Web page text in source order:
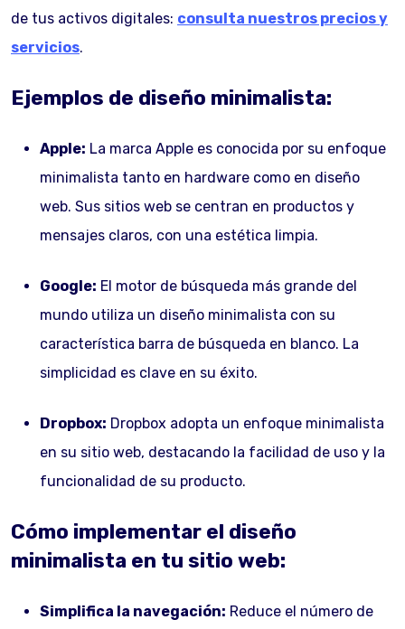
de tus activos digitales: consulta nuestros precios y
servicios.
Ejemplos de diseño minimalista:
Apple: La marca Apple es conocida por su enfoque
minimalista tanto en hardware como en diseño
web. Sus sitios web se centran en productos y
mensajes claros, con una estética limpia.
Google: El motor de búsqueda más grande del
mundo utiliza un diseño minimalista con su
característica barra de búsqueda en blanco. La
simplicidad es clave en su éxito.
Dropbox: Dropbox adopta un enfoque minimalista
en su sitio web, destacando la facilidad de uso y la
funcionalidad de su producto.
Cómo implementar el diseño
minimalista en tu sitio web:
Simplifica la navegación: Reduce el número de